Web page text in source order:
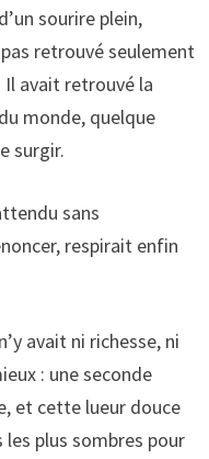
sourire plein,
retrouvé seulement
Il avait retrouvé la
monde, quelque
surgir.
sans
respirait enfin
avait ni richesse, ni
: une seconde
et cette lueur douce
plus sombres pour